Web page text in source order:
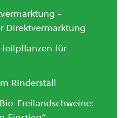
-
Direktvermarktung
für
Rinderstall
Freilandschweine: